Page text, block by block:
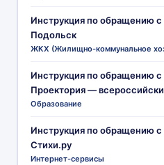
Инструкция по обращению
Подольск
ЖКХ (Жилищно-коммунальное
Инструкция по обращению
Проектория —
Образование
Инструкция по обращению
Стихи.ру
Интернет-сервисы